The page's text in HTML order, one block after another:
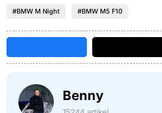
#BMW M Night #BMW M5 F10
Benny